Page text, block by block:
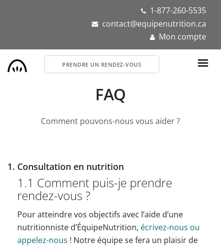
1-877-260-5535
contact@equipenutrition.ca
Mon compte
PRENDRE UN RENDEZ-VOUS
FAQ
Comment pouvons-nous vous aider ?
1. Consultation en nutrition
1.1 Comment puis-je prendre
rendez-vous ?
Pour atteindre vos objectifs avec l’aide d’une
nutritionniste d’ÉquipeNutrition, écrivez-nous ou
appelez-nous ! Notre équipe se fera un plaisir de